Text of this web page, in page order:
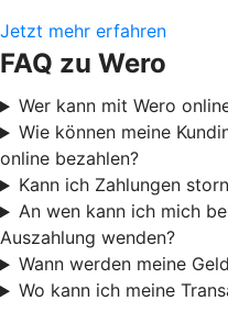
Jetzt mehr erfahren
FAQ zu Wero
Wer kann mit Wero
Wie können meine
online bezahlen?
Kann ich Zahlungen
An wen kann ich mich
Auszahlung wenden?
Wann werden meine
Wo kann ich meine